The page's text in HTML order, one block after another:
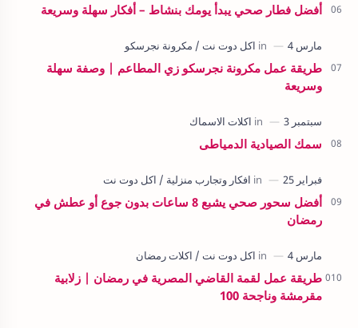
أفضل فطار صحي يبدأ يومك بنشاط – أفكار سهلة وسريعة
طريقة عمل مكرونة نجرسكو زي المطاعم | وصفة سهلة
وسريعة
سمك الصيادية الدمياطى
أفضل سحور صحي يشبع 8 ساعات بدون جوع أو عطش في
رمضان
طريقة عمل لقمة القاضي المصرية في رمضان | زلابية
مقرمشة وناجحة 100